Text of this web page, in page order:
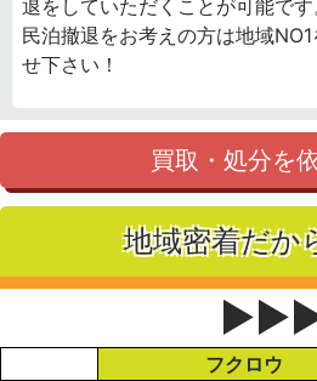
退をしていただくことが可能で
民泊撤退をお考えの方は地域
せ下さい！
買取・処分を
地域密着だか
フクロウ